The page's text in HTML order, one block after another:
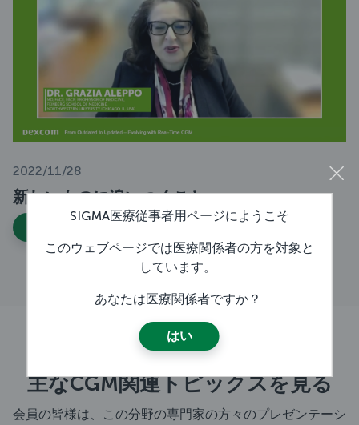
2022/11/28
新しいものに追いつくこと
主なCGM関連トピックスを見る
会員の皆様は、この分野の専門家の方々のプレゼンテーシ
.
SIGMA医療従事者用ページにようこそ
このウェブページでは医療関係者の方を対象と
しています。
あなたは医療関係者ですか？
はい